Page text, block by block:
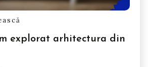
explorat arhitectura din